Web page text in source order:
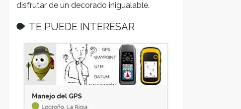
disfrutar de un decorado inigualable.
TE PUEDE INTERESAR